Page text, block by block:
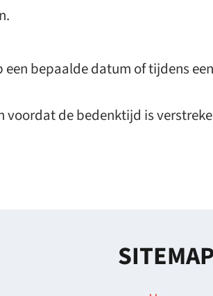
bepaalde datum of tijdens
de bedenktijd is
SITEMAP